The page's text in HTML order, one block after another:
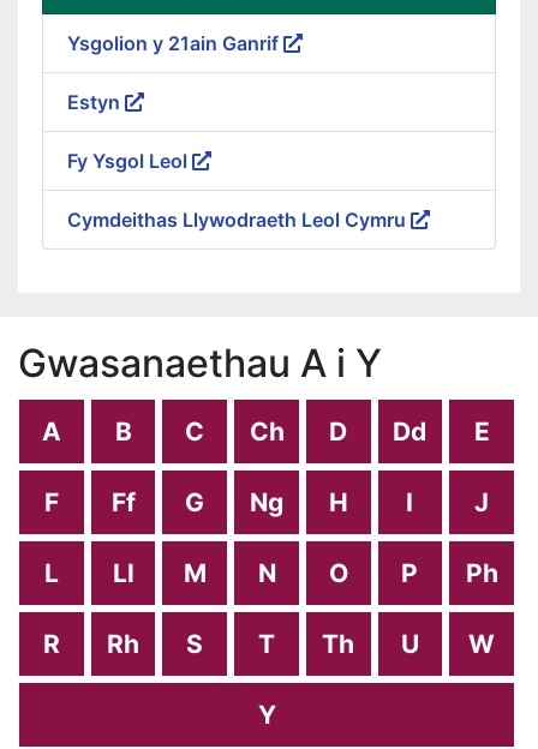
Ysgolion y 21ain Ganrif
Estyn
Fy Ysgol Leol
Cymdeithas Llywodraeth Leol Cymru
Gwasanaethau A i Y
A B C Ch D Dd E
F Ff G Ng H I J
L Ll M N O P Ph
R Rh S T Th U W
Y